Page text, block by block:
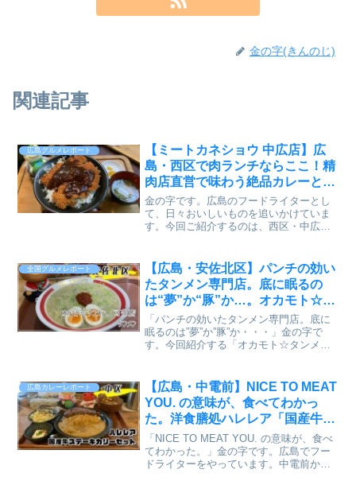
金の字(きんのじ)
関連記事
広島グルメレポート
【ミートカネショウ 中広店】広
島・西区で肉ランチならここ！精
肉店直営で味わう絶品カレーと肉
料理【かえるのピクルス】
（2025.10）
金の字です。広島のフードライターとし
て、日々おいしいものを追いかけていま
す。今回ご紹介するのは、西区・中広町
に提供される肉料理は、とにかくボリュ
ーム満点。そして、...
全国グルメレポート
【広島・安佐北区】パンチの効い
たタンメン専門店。底に眠るの
は“夢”か“豚”か…。オカモト☆タ
ンメン可部店を実食レビュー【か
えるのピクルスと実食レビュー】
「パンチの効いたタンメン専門店。底に
眠るのは”夢”か”豚”か・・・」金の字で
す。今回紹介する「オカモト☆タンメ
あまり聞きなれない名前かもしれませ
ん。「オカモト☆タンメン...
広島カレーレポート
【広島・中電前】NICE TO MEAT
YOU. の意味が、食べてわかっ
た。洋食膳処ハレレア「国産牛ス
テーキカリーセット」実食レビュ
ー【かえるのピクルスと実食レビ
ュー】
「NICE TO MEAT YOU. の意味が、食べ
てわかった。」金の字です。広島でフー
ドライターをやっています。中電前から